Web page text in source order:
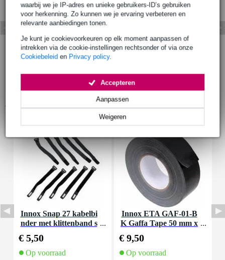
waarbij we je IP-adres en unieke gebruikers-ID’s gebruiken
voor herkenning. Zo kunnen we je ervaring verbeteren en
relevante aanbiedingen tonen.
Je kunt je cookievoorkeuren op elk moment aanpassen of
intrekken via de cookie-instellingen rechtsonder of via onze
Cookiebeleid en Privacy policy.
Weigeren
Aanpassen
Accepteren
Innox Snap 27 kabelbi
nder met klittenband s
€ 5,50
Op voorraad
Innox ETA GAF-01-B
K Gaffa Tape 50 mm x
€ 9,50
Op voorraad